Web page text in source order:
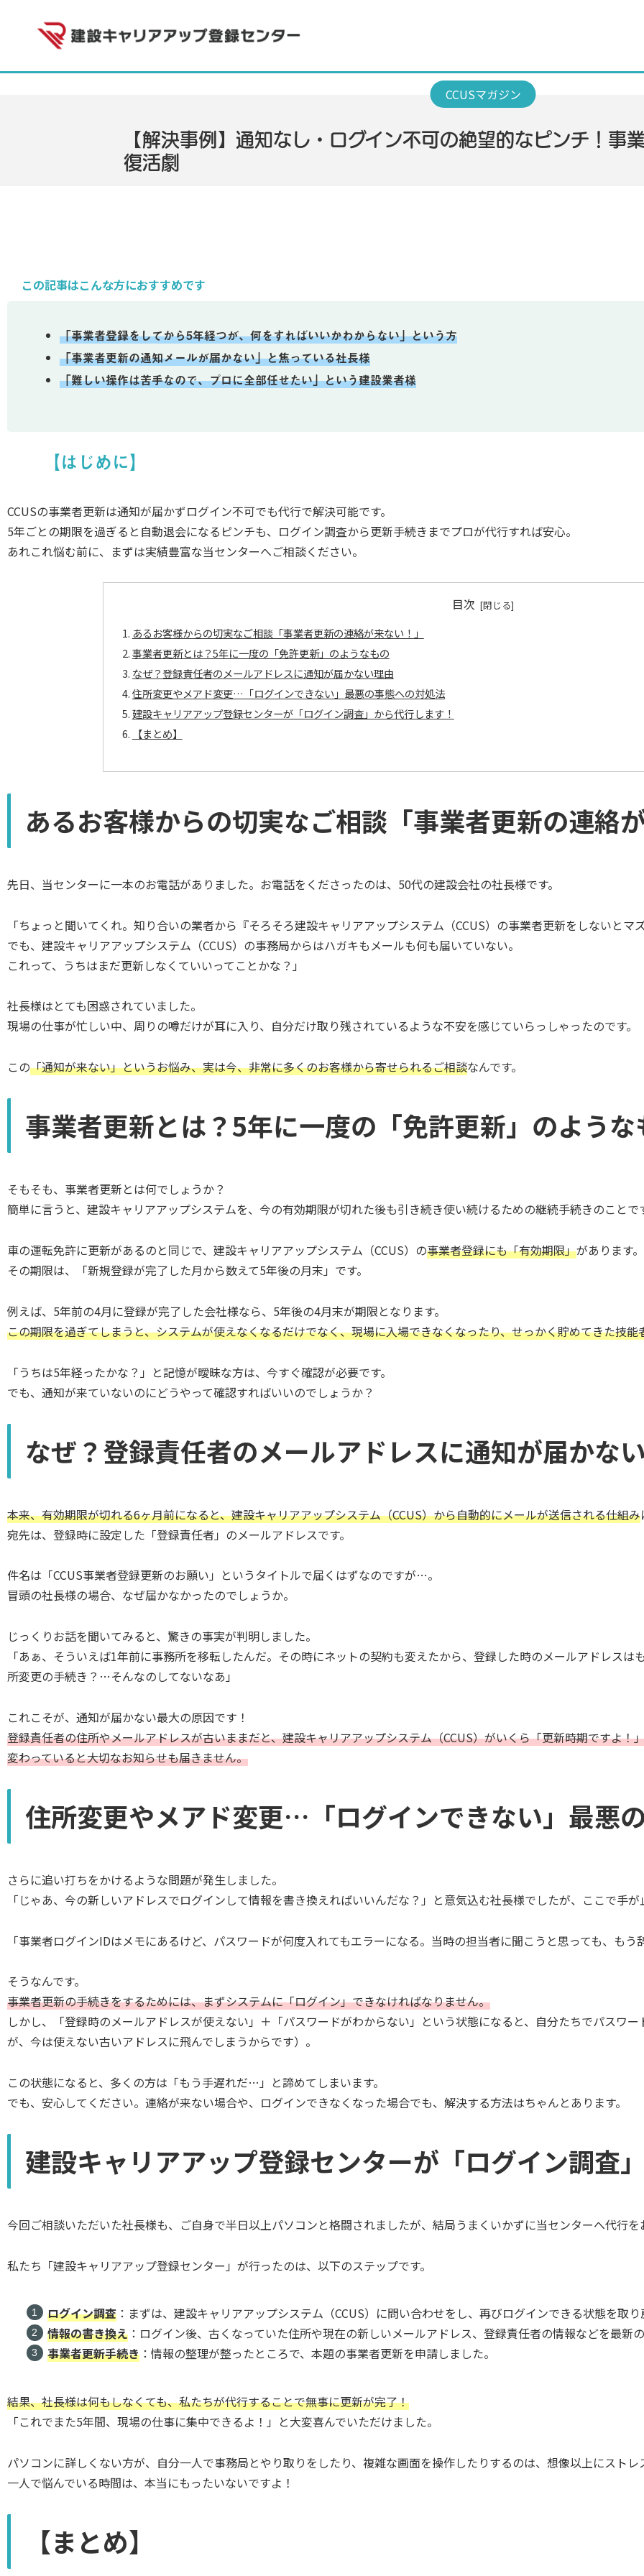
【解決事例】通知なし・ログイン不可の絶望的なピンチ！事
復活劇
この記事はこんな方におすすめです
「事業者登録をしてから5年経つが、何をすればいいかわからない」という方
「事業者更新の通知メールが届かない」と焦っている社長様
「難しい操作は苦手なので、プロに全部任せたい」という建設業者様
【はじめに】
CCUSの事業者更新は通知が届かずログイン不可でも代行で解決可能です。
5年ごとの期限を過ぎると自動退会になるピンチも、ログイン調査から更新手続きまでプロが代行すれば安心。
あれこれ悩む前に、まずは実績豊富な当センターへご相談ください。
目次
あるお客様からの切実なご相談「事業者更新の連絡が来ない！」
事業者更新とは？5年に一度の「免許更新」のようなもの
なぜ？登録責任者のメールアドレスに通知が届かない理由
住所変更やメアド変更…「ログインできない」最悪の事態への対処法
建設キャリアアップ登録センターが「ログイン調査」から代行します！
【まとめ】
あるお客様からの切実なご相談「事業者更新の連絡が
先日、当センターに一本のお電話がありました。お電話をくださったのは、50代の建設会社の社長様です。
「ちょっと聞いてくれ。知り合いの業者から『そろそろ建設キャリアアップシステム（CCUS）の事業者更新をしないとマ
でも、建設キャリアアップシステム（CCUS）の事務局からはハガキもメールも何も届いていない。
これって、うちはまだ更新しなくていいってことかな？」
社長様はとても困惑されていました。
現場の仕事が忙しい中、周りの噂だけが耳に入り、自分だけ取り残されているような不安を感じていらっしゃったのです。
この「通知が来ない」というお悩み、実は今、非常に多くのお客様から寄せられるご相談なんです。
事業者更新とは？5年に一度の「免許更新」のような
そもそも、事業者更新とは何でしょうか？
簡単に言うと、建設キャリアアップシステムを、今の有効期限が切れた後も引き続き使い続けるための継続手続きのことで
車の運転免許に更新があるのと同じで、建設キャリアアップシステム（CCUS）の事業者登録にも「有効期限」があります。
その期限は、「新規登録が完了した月から数えて5年後の月末」です。
例えば、5年前の4月に登録が完了した会社様なら、5年後の4月末が期限となります。
この期限を過ぎてしまうと、システムが使えなくなるだけでなく、現場に入場できなくなったり、せっかく貯めてきた技
「うちは5年経ったかな？」と記憶が曖昧な方は、今すぐ確認が必要です。
でも、通知が来ていないのにどうやって確認すればいいのでしょうか？
なぜ？登録責任者のメールアドレスに通知が届かな
本来、有効期限が切れる6ヶ月前になると、建設キャリアアップシステム（CCUS）から自動的にメールが送信される仕組み
宛先は、登録時に設定した「登録責任者」のメールアドレスです。
件名は「CCUS事業者登録更新のお願い」というタイトルで届くはずなのですが…。
冒頭の社長様の場合、なぜ届かなかったのでしょうか。
じっくりお話を聞いてみると、驚きの事実が判明しました。
「あぁ、そういえば1年前に事務所を移転したんだ。その時にネットの契約も変えたから、登録した時のメールアドレス
所変更の手続き？…そんなのしてないなあ」
これこそが、通知が届かない最大の原因です！
登録責任者の住所やメールアドレスが古いままだと、建設キャリアアップシステム（CCUS）がいくら「更新時期ですよ！
変わっていると大切なお知らせも届きません。
住所変更やメアド変更…「ログインできない」最悪
さらに追い打ちをかけるような問題が発生しました。
「じゃあ、今の新しいアドレスでログインして情報を書き換えればいいんだな？」と意気込む社長様でしたが、ここで手が
「事業者ログインIDはメモにあるけど、パスワードが何度入れてもエラーになる。当時の担当者に聞こうと思っても、もう
そうなんです。
事業者更新の手続きをするためには、まずシステムに「ログイン」できなければなりません。
しかし、「登録時のメールアドレスが使えない」＋「パスワードがわからない」という状態になると、自分たちでパスワ
が、今は使えない古いアドレスに飛んでしまうからです）。
この状態になると、多くの方は「もう手遅れだ…」と諦めてしまいます。
でも、安心してください。連絡が来ない場合や、ログインできなくなった場合でも、解決する方法はちゃんとあります。
建設キャリアアップ登録センターが「ログイン調査
今回ご相談いただいた社長様も、ご自身で半日以上パソコンと格闘されましたが、結局うまくいかずに当センターへ代行を
私たち「建設キャリアアップ登録センター」が行ったのは、以下のステップです。
ログイン調査：まずは、建設キャリアアップシステム（CCUS）に問い合わせをし、再びログインできる状態を取り
情報の書き換え：ログイン後、古くなっていた住所や現在の新しいメールアドレス、登録責任者の情報などを最新
事業者更新手続き：情報の整理が整ったところで、本題の事業者更新を申請しました。
結果、社長様は何もしなくても、私たちが代行することで無事に更新が完了！
「これでまた5年間、現場の仕事に集中できるよ！」と大変喜んでいただけました。
パソコンに詳しくない方が、自分一人で事務局とやり取りをしたり、複雑な画面を操作したりするのは、想像以上にストレ
一人で悩んでいる時間は、本当にもったいないですよ！
【まとめ】